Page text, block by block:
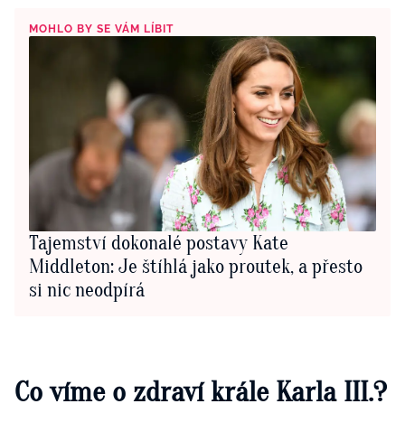
MOHLO BY SE VÁM LÍBIT
Tajemství dokonalé postavy Kate
Middleton: Je štíhlá jako proutek, a přesto
si nic neodpírá
Co víme o zdraví krále Karla III.?